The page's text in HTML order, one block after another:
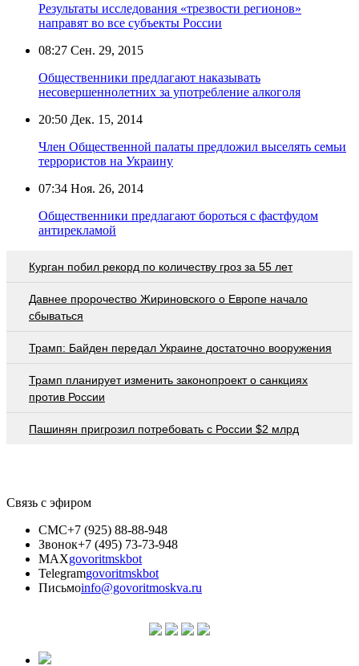
Результаты исследования «трезвости регионов»
направят во все субъекты России
08:27 Сен. 29, 2015
Общественники предлагают наказывать
несовершеннолетних за употребление алкоголя
20:50 Дек. 15, 2014
Член Общественной палаты предложил выселять семьи
террористов на Украину
07:34 Ноя. 26, 2014
Общественники предлагают бороться с фастфудом
антирекламой
Курган побил рекорд по количеству гроз за 55 лет
Давнее пророчество Жириновского о Европе начало
сбываться
Трамп: Байден передал Украине достаточно вооружения
Трамп планирует изменить законопроект о санкциях
против России
Пашинян пригрозил потребовать c России $2 млрд
Связь с эфиром
СМС+7 (925) 88-88-948
Звонок+7 (495) 73-73-948
MAXgovoritmskbot
Telegramgovoritmskbot
Письмоinfo@govoritmoskva.ru